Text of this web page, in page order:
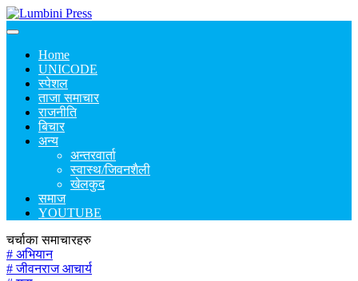
Home
UNICODE
स्पेशल
ताजा समाचार
राजनीति
बिचार
अन्य
अन्तरवार्ता
स्वास्थ/जिवनशैली
खेलकुद
समाज
YOUTUBE
चर्चाका समाचारहरु
# अभियान
# जीवनराज आचार्य